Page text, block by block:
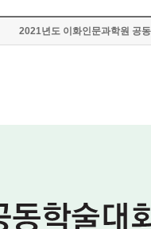
2021년도 이화인문과학원 공